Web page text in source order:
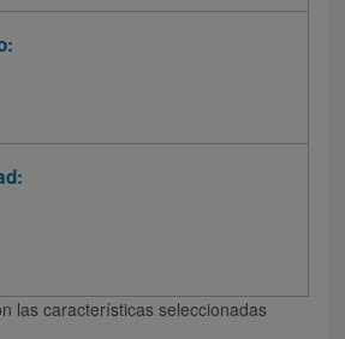
las características seleccionadas